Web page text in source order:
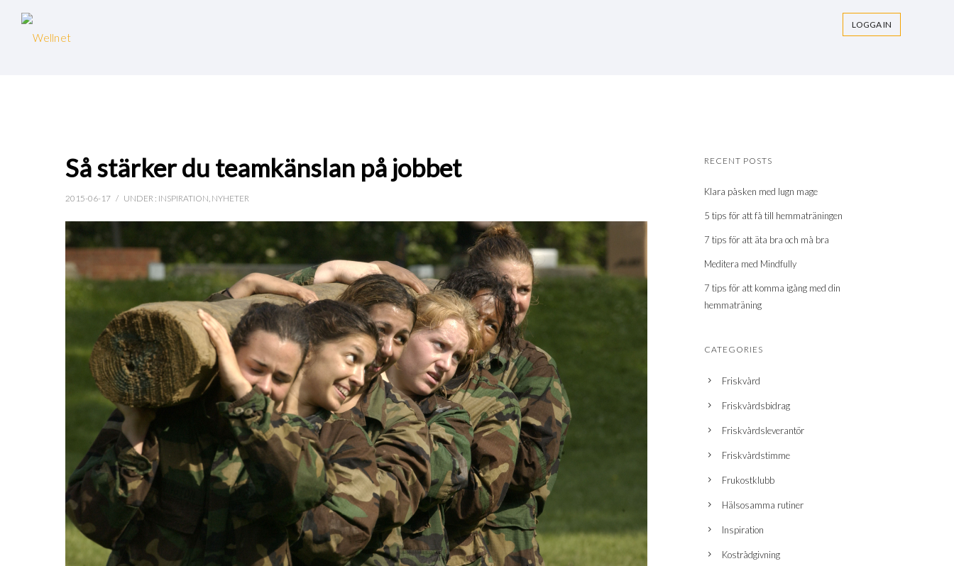
LOGGA IN
Så stärker du teamkänslan på jobbet
2015-06-17 / UNDER : INSPIRATION, NYHETER
RECENT POSTS
Klara påsken med lugn mage
5 tips för att få till hemmaträningen
7 tips för att äta bra och må bra
Meditera med Mindfully
7 tips för att komma igång med din
hemmaträning
CATEGORIES
Friskvård
Friskvårdsbidrag
Friskvårdsleverantör
Friskvårdstimme
Frukostklubb
Hälsosamma rutiner
Inspiration
Kostrådgivning